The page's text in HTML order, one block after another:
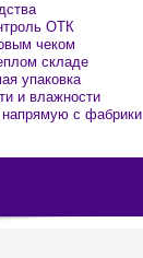
ОТК
чеком
складе
упаковка
и влажности
с фабрики